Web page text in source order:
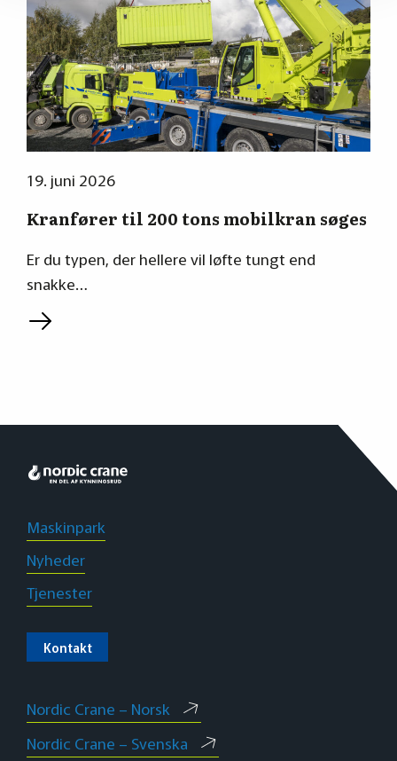
19. juni 2026
Kranfører til 200 tons mobilkran søges
Er du typen, der hellere vil løfte tungt end
snakke…
Maskinpark
Nyheder
Tjenester
Kontakt
Nordic Crane – Norsk
Nordic Crane – Svenska